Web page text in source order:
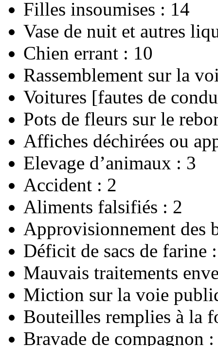
Filles insoumises : 14
Vase de nuit et autres
Chien errant : 10
Rassemblement sur la
Voitures [fautes de
Pots de fleurs sur le
Affiches déchirées ou
Elevage d’animaux : 3
Accident : 2
Aliments falsifiés : 2
Approvisionnement des
Déficit de sacs de farine
Mauvais traitements
Miction sur la voie
Bouteilles remplies à la
Bravade de compagnon